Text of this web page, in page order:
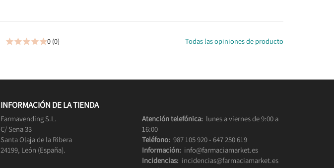
0 (0) Todas las opiniones de producto
INFORMACIÓN DE LA TIENDA
Farmavending S.L.
C/ Sena 33
Santa Olaja de la Ribera
24199, León (España).
Atención telefónica: lunes a viernes de 9:00 a
16:00
Teléfono: 987 105 920- 647 250 619
Información: info@farmaciamarket.es
Incidencias: incidencias@farmaciamarket.es